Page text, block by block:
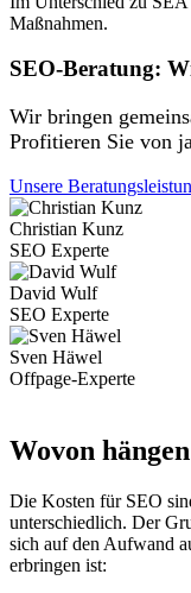
Maßnahmen.
SEO-Beratung:
Wir bringen
Profitieren Sie von
Unsere
Christian Kunz
SEO Experte
David Wulf
SEO Experte
Sven Häwel
Offpage-Experte
Wovon
Die Kosten für SEO
unterschiedlich. Der
sich auf den Aufwand
erbringen ist: